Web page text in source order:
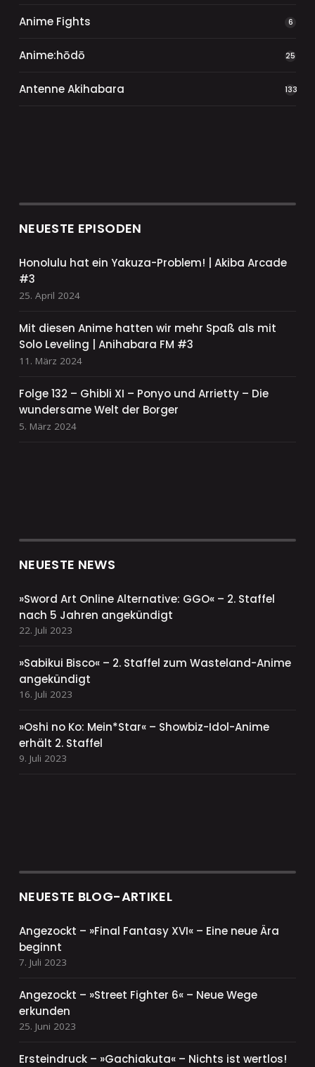
Anime Fights 6
Anime:hōdō 25
Antenne Akihabara 133
NEUESTE EPISODEN
Honolulu hat ein Yakuza-Problem! | Akiba Arcade
#3
25. April 2024
Mit diesen Anime hatten wir mehr Spaß als mit
Solo Leveling | Anihabara FM #3
11. März 2024
Folge 132 – Ghibli XI – Ponyo und Arrietty – Die
wundersame Welt der Borger
5. März 2024
NEUESTE NEWS
»Sword Art Online Alternative: GGO« – 2. Staffel
nach 5 Jahren angekündigt
22. Juli 2023
»Sabikui Bisco« – 2. Staffel zum Wasteland-Anime
angekündigt
16. Juli 2023
»Oshi no Ko: Mein*Star« – Showbiz-Idol-Anime
erhält 2. Staffel
9. Juli 2023
NEUESTE BLOG-ARTIKEL
Angezockt – »Final Fantasy XVI« – Eine neue Ära
beginnt
7. Juli 2023
Angezockt – »Street Fighter 6« – Neue Wege
erkunden
25. Juni 2023
Ersteindruck – »Gachiakuta« – Nichts ist wertlos!